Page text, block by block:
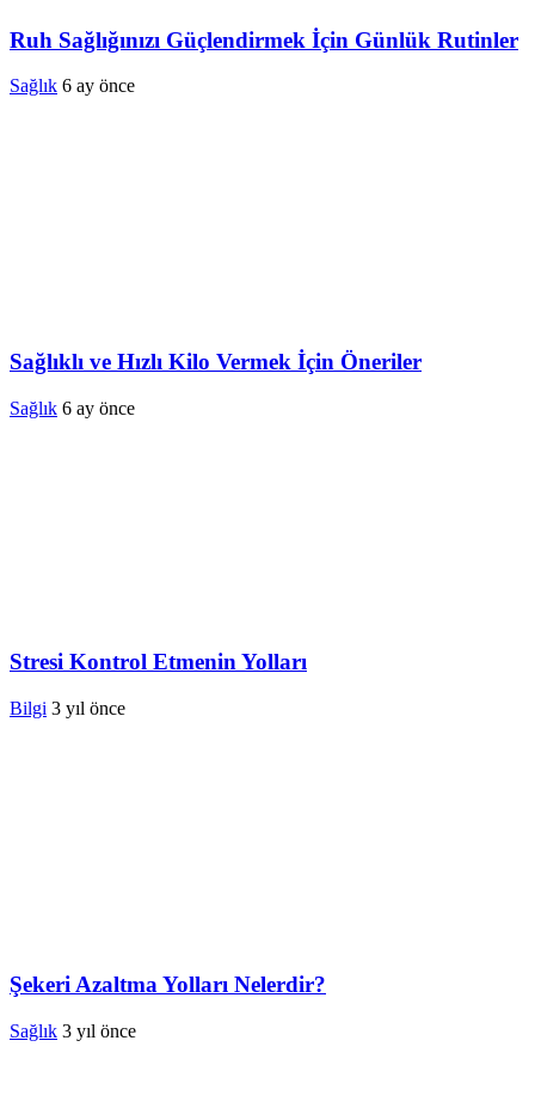
Ruh Sağlığınızı Güçlendirmek İçin Günlük Rutinler
Sağlık 6 ay önce
Sağlıklı ve Hızlı Kilo Vermek İçin Öneriler
Sağlık 6 ay önce
Stresi Kontrol Etmenin Yolları
Bilgi 3 yıl önce
Şekeri Azaltma Yolları Nelerdir?
Sağlık 3 yıl önce